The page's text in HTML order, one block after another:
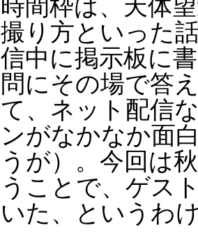
時間枠は、天体
撮り方といった
信中に掲示板に
問にその場で答
て、ネット配信
ンがなかなか面
うが）。今回は
うことで、ゲス
いた、というわ